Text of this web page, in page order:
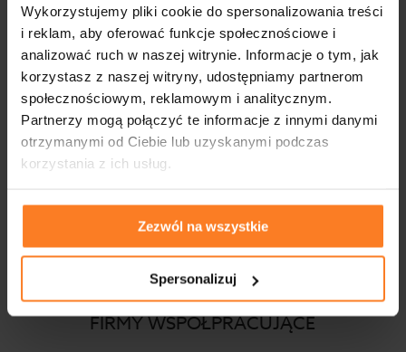
Wykorzystujemy pliki cookie do spersonalizowania treści
i reklam, aby oferować funkcje społecznościowe i
analizować ruch w naszej witrynie. Informacje o tym, jak
korzystasz z naszej witryny, udostępniamy partnerom
społecznościowym, reklamowym i analitycznym.
Partnerzy mogą połączyć te informacje z innymi danymi
otrzymanymi od Ciebie lub uzyskanymi podczas
korzystania z ich usług.
Zezwól na wszystkie
Spersonalizuj
META
Zaloguj się
Kanał wpisów
Kanał komentarzy
FIRMY WSPÓŁPRACUJĄCE